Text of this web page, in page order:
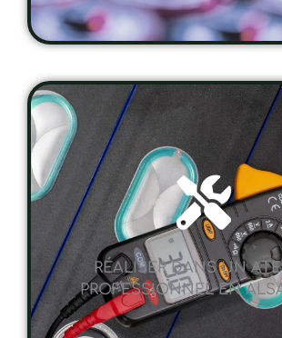
RÉALISER DANS UN
PROFESSIONNEL EN